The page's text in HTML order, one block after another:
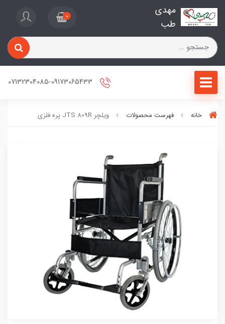
مهدی
طب
0
خانه فهرست محصولات ویلچر JTS 809R پره فلزی